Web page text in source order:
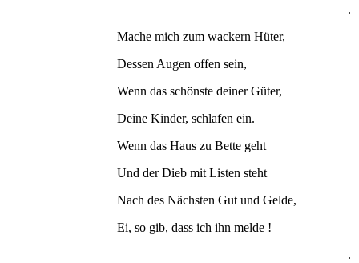
.
Mache mich zum wackern Hüter,
Dessen Augen offen sein,
Wenn das schönste deiner Güter,
Deine Kinder, schlafen ein.
Wenn das Haus zu Bette geht
Und der Dieb mit Listen steht
Nach des Nächsten Gut und Gelde,
Ei, so gib, dass ich ihn melde !
.